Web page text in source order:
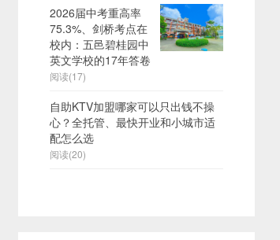
2026届中考重高率
75.3%、剑桥考点在
校内：五邑碧桂园中
英文学校的17年答卷
阅读(17)
自助KTV加盟哪家可以只出钱不操
心？全托管、最快开业和小城市适
配怎么选
阅读(20)